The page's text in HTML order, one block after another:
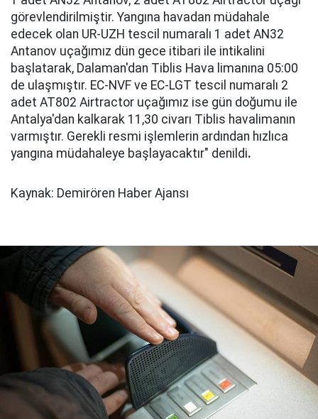
görevlendirilmiştir. Yangına havadan müdahale
edecek olan UR-UZH tescil numaralı 1 adet AN32
Antanov uçağımız dün gece itibari ile intikalini
başlatarak, Dalaman'dan Tiblis Hava limanına 05:00
de ulaşmıştır. EC-NVF ve EC-LGT tescil numaralı 2
adet AT802 Airtractor uçağımız ise gün doğumu ile
Antalya'dan kalkarak 11,30 civarı Tiblis havalimanın
varmıştır. Gerekli resmi işlemlerin ardından hızlıca
yangına müdahaleye başlayacaktır" denildi.
Kaynak: Demirören Haber Ajansı